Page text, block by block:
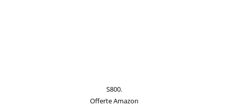
S800.
Offerte Amazon